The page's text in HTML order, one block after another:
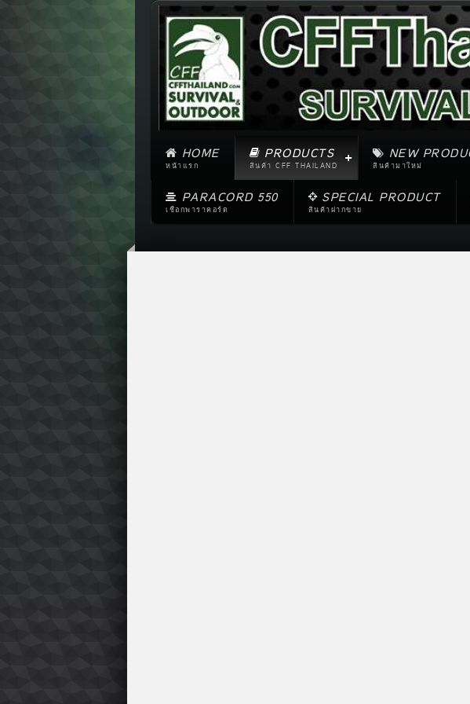
HOME
หน้าแรก
PRODUCTS
สินค้า CFF THAILAND
NEW
สินค้ามาใหม่
PARACORD 550
เชือกพาราคอร์ด
SPECIAL PRODUCT
สินค้าฝากขาย